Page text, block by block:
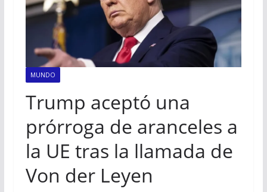
MUNDO
Trump aceptó una
prórroga de aranceles a
la UE tras la llamada de
Von der Leyen